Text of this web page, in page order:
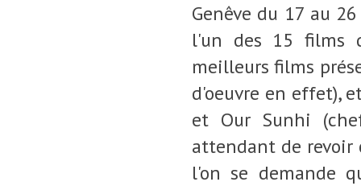
Genêve du 17 au
l'un des 15 films
meilleurs films
d'oeuvre en effet),
et Our Sunhi
attendant de revoir
l'on se demande